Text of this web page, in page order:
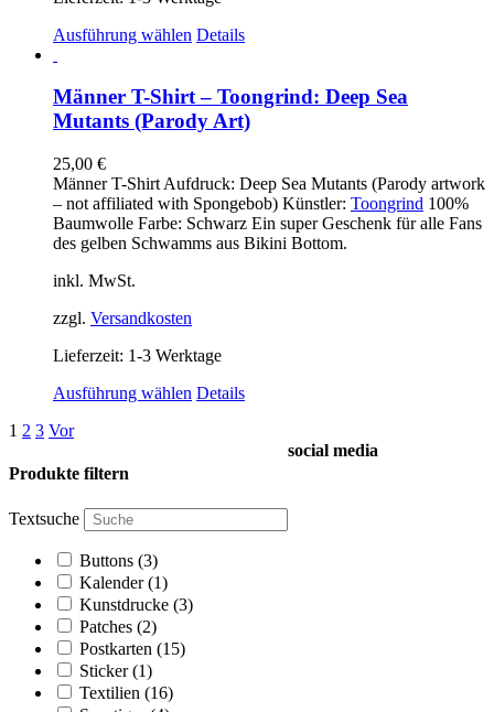
Ausführung wählen Dieses
mehrere
Varianten
auf.
können
auf
der
Produktseite
Details
Männer T-Shirt – Toongrind: Deep Sea
Mutants (Parody Art)
25,00 €
Männer T-Shirt Aufdruck: Deep Sea Mutants (Parody artwork
– not affiliated with Spongebob) Künstler: Toongrind 100%
Baumwolle Farbe: Schwarz Ein super Geschenk für alle Fans
des gelben Schwamms aus Bikini Bottom.
inkl. MwSt.
zzgl. Versandkosten
Lieferzeit: 1-3 Werktage
Ausführung wählen Dieses
Die
Optionen
Details
1 2 3 Vor
Produkte filtern
Textsuche
Buttons (3)
Kalender(1)
Kunstdrucke (3)
Patches (2)
Postkarten (15)
Sticker(1)
Textilien (16)
social media